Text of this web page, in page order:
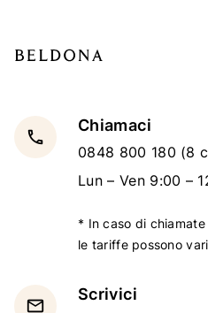
local_phone
Chiamaci
0848 800 180 (8
Lun – Ven 9:00 –
* In caso di
le tariffe possono
email
Scrivici